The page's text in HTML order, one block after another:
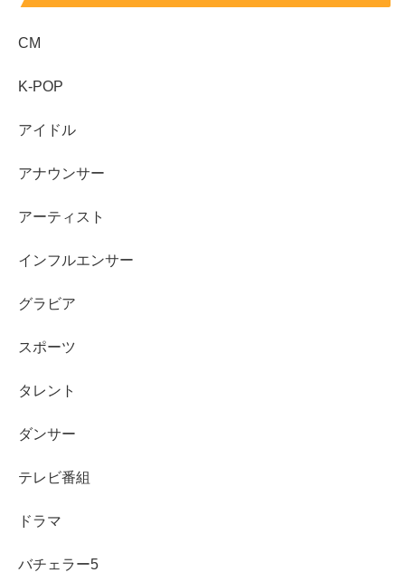
在感で注目を集めました。
「院内警察」「マウンテンドクター」など、話題作への出
が感じられます。
女優へ進んでいる
じられるため、今後もさまざまなジャンルでの活躍が期待
プロフィールと主な出演歴を表で確認
で、身長は166cm。趣味には音楽鑑賞、美術館巡り、散
趣味が多く、透明感のある雰囲気にもつながっているよう
CM
K-POP
アイドル
アナウンサー
アーティスト
インフルエンサー
グラビア
スポーツ
タレント
ダンサー
テレビ番組
ドラマ
バチェラー5